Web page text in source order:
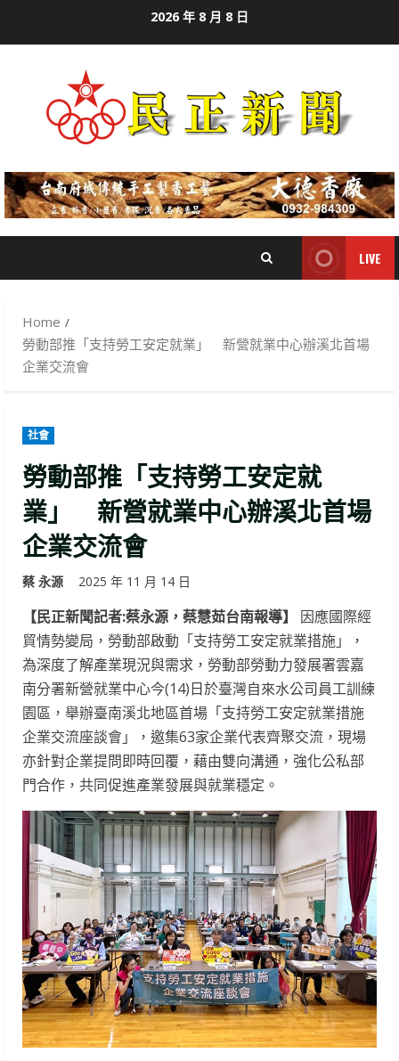
2026 年 8 月 8 日
LIVE
Home
勞動部推「支持勞工安定就業」 新營就業中心辦溪北首場
企業交流會
社會
勞動部推「支持勞工安定就
業」 新營就業中心辦溪北首場
企業交流會
蔡 永源 2025 年 11 月 14 日
【民正新聞記者:蔡永源，蔡慧茹台南報導】 因應國際經
貿情勢變局，勞動部啟動「支持勞工安定就業措施」，
為深度了解產業現況與需求，勞動部勞動力發展署雲嘉
南分署新營就業中心今(14)日於臺灣自來水公司員工訓練
園區，舉辦臺南溪北地區首場「支持勞工安定就業措施
企業交流座談會」，邀集63家企業代表齊聚交流，現場
亦針對企業提問即時回覆，藉由雙向溝通，強化公私部
門合作，共同促進產業發展與就業穩定。